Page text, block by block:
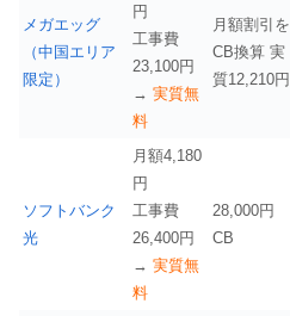
メガエッグ
（中国エリア
限定）
円
工事費
23,100円
→ 実質無
料
月額割引を
CB換算 実
質12,210円
ソフトバンク
光
月額4,180
円
工事費
26,400円
→ 実質無
料
28,000円
CB